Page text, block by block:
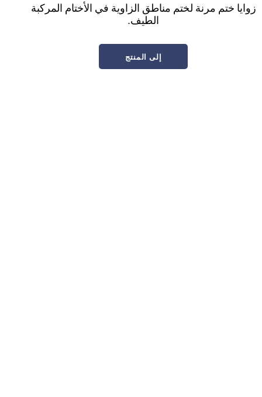
زوايا ختم مرنة لختم مناطق الزاوية في الأختام المركبة
الطيف.
إلى المنتج